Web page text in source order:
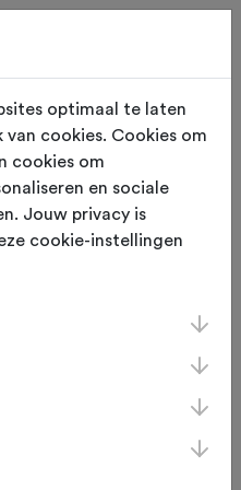
voor:
sportieve fietsers op
optimaal te laten
cookies. Cookies om
cookies om
en sociale
Jouw privacy is
cookie-instellingen